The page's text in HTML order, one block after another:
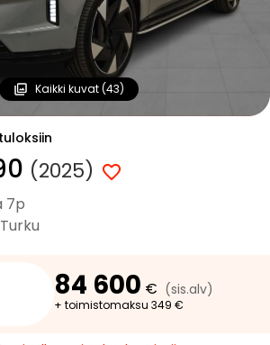
Kaikki kuvat (43)
(2025)
7p
84 600 € (sis.alv)
+ toimistomaksu 349 €